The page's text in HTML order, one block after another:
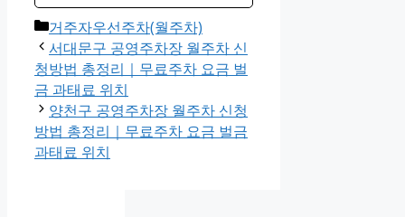
Categories
거주자우선주차(월주차)
서대문구 공영주차장 월주차 신
청방법 총정리｜무료주차 요금 벌
금 과태료 위치
양천구 공영주차장 월주차 신청
방법 총정리｜무료주차 요금 벌금
과태료 위치